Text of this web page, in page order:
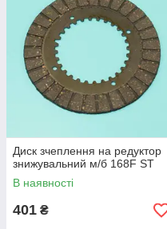
Диск зчеплення на редуктор
знижувальний м/б 168F ST
В наявності
401 ₴